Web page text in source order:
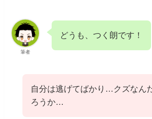
筆者
どうも、つく朗です！
自分は逃げてばかり…クズなん
ろうか…